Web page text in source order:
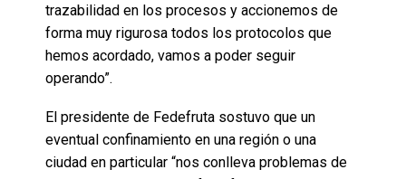
trazabilidad en los procesos y accionemos de
forma muy rigurosa todos los protocolos que
hemos acordado, vamos a poder seguir
operando”.
El presidente de Fedefruta sostuvo que un
eventual confinamiento en una región o una
ciudad en particular “nos conlleva problemas de